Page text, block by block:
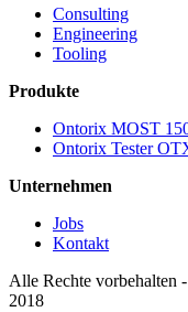
Consulting
Engineering
Tooling
Produkte
Ontorix MOST
Ontorix Tester
Unternehmen
Jobs
Kontakt
Alle Rechte
2018